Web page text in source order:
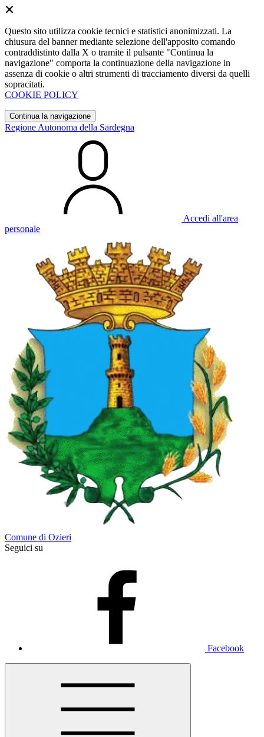
Questo sito utilizza cookie tecnici e statistici anonimizzati. La
chiusura del banner mediante selezione dell'apposito comando
contraddistinto dalla X o tramite il pulsante "Continua la
navigazione" comporta la continuazione della navigazione in
assenza di cookie o altri strumenti di tracciamento diversi da quelli
sopracitati.
COOKIE POLICY
Continua la navigazione
Regione Autonoma della Sardegna
Accedi all'area
personale
Comune di Ozieri
Seguici su
Facebook